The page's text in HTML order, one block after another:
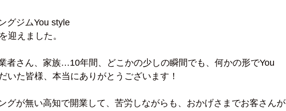
グジムYou style
迎えました。
者さん、家族…10年間、どこかの少しの瞬間でも、何かの形でYou
いた皆様、本当にありがとうございます！
グが無い高知で開業して、苦労しながらも、おかげさまでお客さんが